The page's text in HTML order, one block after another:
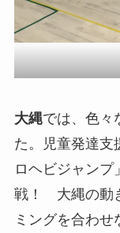
大縄では、色々
た。児童発達支
ロヘビジャン
戦！ 大縄の動
ミングを合わせ